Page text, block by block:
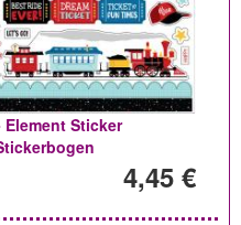
Sticker
4,45 €